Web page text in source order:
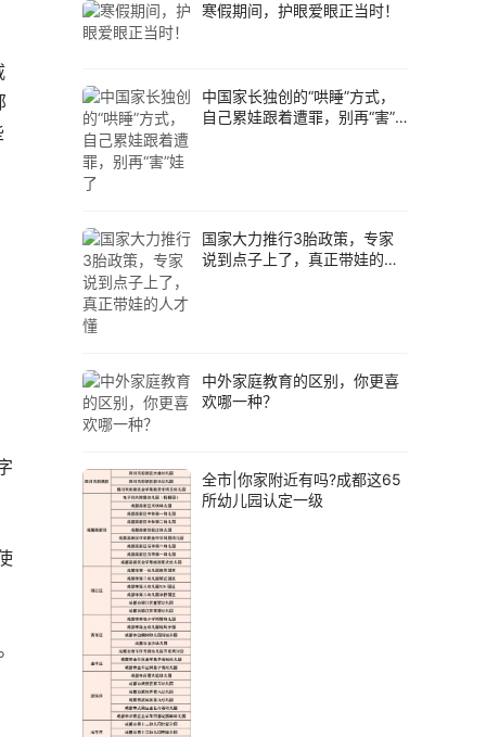
寒假期间，护眼爱眼正当时！
中国家长独创的“哄睡”方式，
自己累娃跟着遭罪，别再“害”
国家大力推行3胎政策，专家
说到点子上了，真正带娃的人
中外家庭教育的区别，你更喜
欢哪一种？
全市|你家附近有吗?成都这65
所幼儿园认定一级